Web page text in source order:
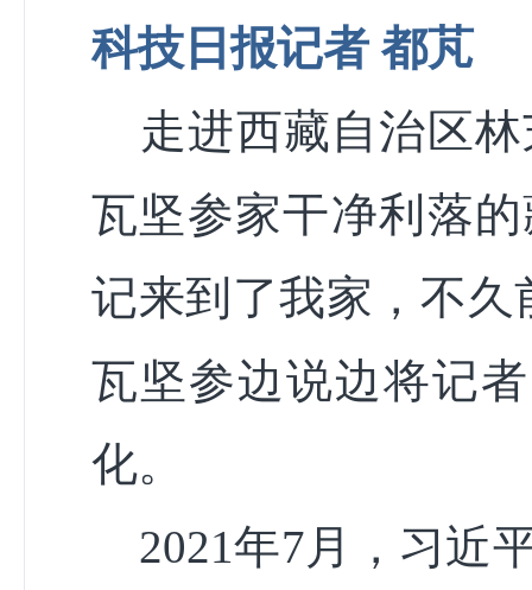
科技日报记者 都芃
走进西藏自治区林
瓦坚参家干净利落
记来到了我家，不久
瓦坚参边说边将记
化。
2021年7月，习近